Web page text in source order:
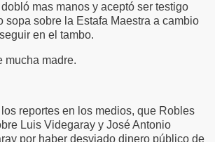
mas manos y aceptó ser testigo
sopa sobre la Estafa Maestra a cambio
en el tambo.
mucha madre.
reportes en los medios, que Robles
Luis Videgaray y José Antonio
por haber desviado dinero público de